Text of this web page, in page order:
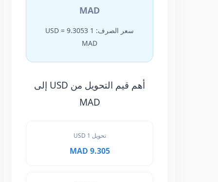
MAD
سعر الصرف: 1 USD = 9.3053
أهم قيم التحويل من USD إلى
MAD
تحويل 1 USD
9.305 MAD